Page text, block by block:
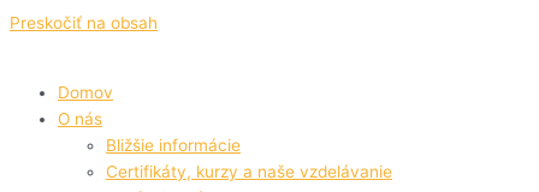
Preskočiť na obsah
Domov
O nás
Bližšie informácie
Certifikáty, kurzy a naše vzdelávanie